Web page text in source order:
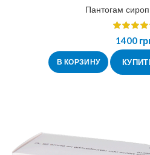
Пантогам
1400
В КОРЗИНУ